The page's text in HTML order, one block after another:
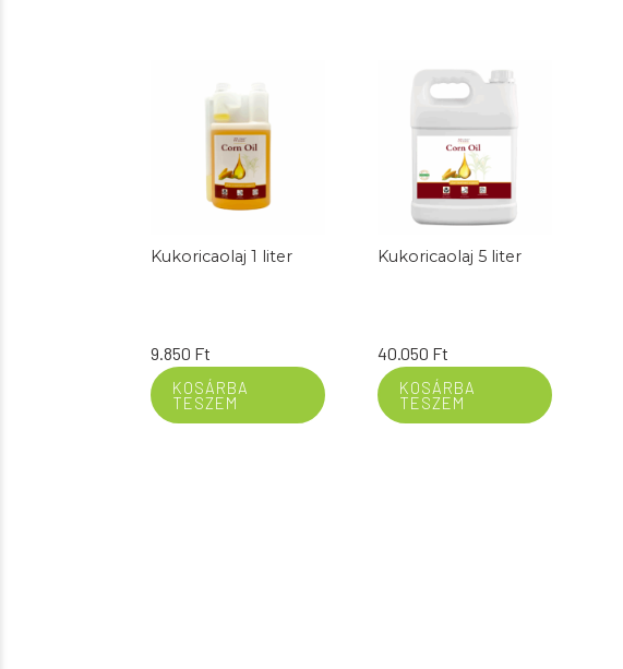
Kukoricaolaj 1 liter
9.850 Ft
KOSÁRBA
TESZEM
Kukoricaolaj 5 liter
40.050 Ft
KOSÁRBA
TESZEM